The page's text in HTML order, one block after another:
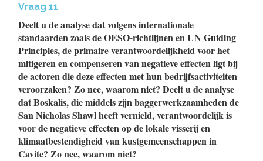
Vraag 11
Deelt u de analyse dat volgens internationale
standaarden zoals de OESO-richtlijnen en UN Guiding
Principles, de primaire verantwoordelijkheid voor het
mitigeren en compenseren van negatieve effecten ligt bij
de actoren die deze effecten met hun bedrijfsactiviteiten
veroorzaken? Zo nee, waarom niet? Deelt u de analyse
dat Boskalis, die middels zijn baggerwerkzaamheden de
San Nicholas Shawl heeft vernield, verantwoordelijk is
voor de negatieve effecten op de lokale visserij en
klimaatbestendigheid van kustgemeenschappen in
Cavite? Zo nee, waarom niet?